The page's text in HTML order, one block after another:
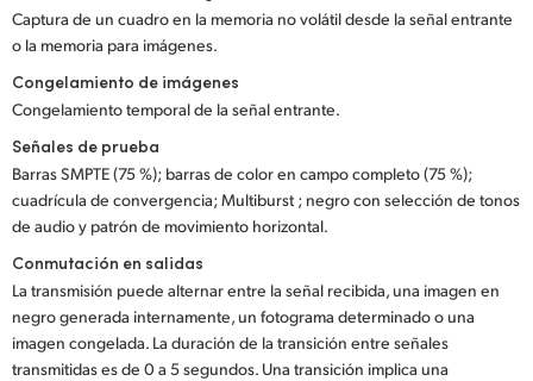
Captura de un cuadro en la memoria no volátil desde la señal entrante
o la memoria para imágenes.
Congelamiento de imágenes
Congelamiento temporal de la señal entrante.
Señales de prueba
Barras SMPTE (75 %); barras de color en campo completo (75 %);
cuadrícula de convergencia; Multiburst ; negro con selección de tonos
de audio y patrón de movimiento horizontal.
Conmutación en salidas
La transmisión puede alternar entre la señal recibida, una imagen en
negro generada internamente, un fotograma determinado o una
imagen congelada. La duración de la transición entre señales
transmitidas es de 0 a 5 segundos. Una transición implica una